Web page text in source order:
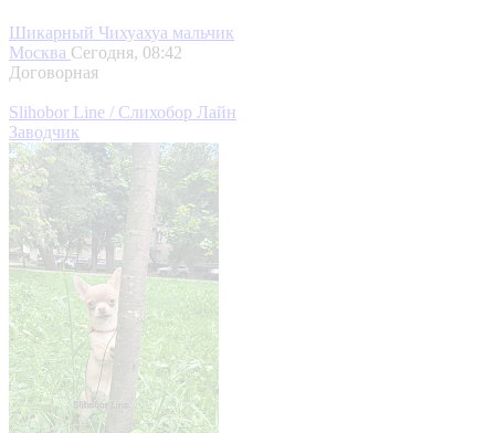
Шикарный Чихуахуа мальчик
Москва Сегодня, 08:42
Договорная
Slihobor Line / Слихобор Лайн
Заводчик